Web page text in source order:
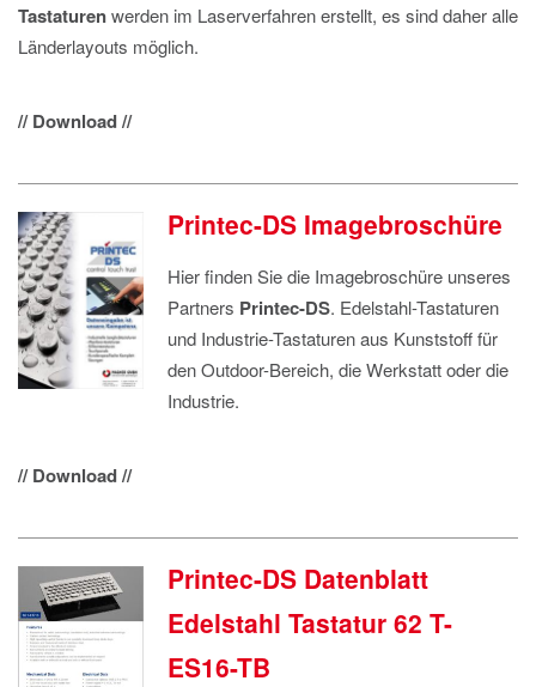
Tastaturenwerden im Laserverfahren erstellt, es sind daher alle
Länderlayouts möglich.
// Download //
Printec-DS Imagebroschüre
Hier finden Sie die Imagebroschüre unseres
Partners Printec-DS. Edelstahl-Tastaturen
und Industrie-Tastaturen aus Kunststoff für
den Outdoor-Bereich, die Werkstatt oder die
Industrie.
// Download //
Printec-DS Datenblatt
Edelstahl Tastatur 62 T-
ES16-TB